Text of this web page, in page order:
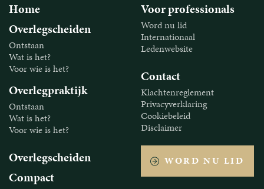
Home
Overlegscheiden
Ontstaan
Wat is het?
Voor wie is het?
Overlegpraktijk
Ontstaan
Wat is het?
Voor wie is het?
Overlegscheiden
Compact
Voor professionals
Word nu lid
Internationaal
Ledenwebsite
Contact
Klachtenreglement
Privacyverklaring
Cookiebeleid
Disclaimer
WORD NU LID